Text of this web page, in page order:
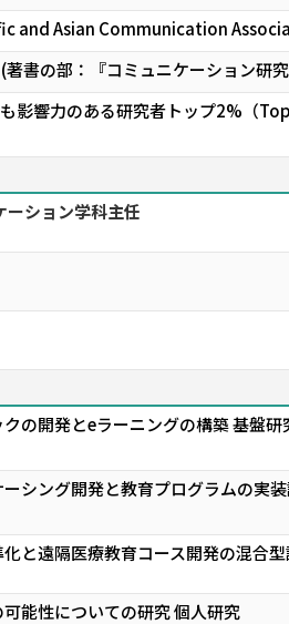
and Asian Communication
書の部：『コミュニケーション研
響力のある研究者トップ2%（
ーション学科主任
の開発とeラーニングの構築 基盤
シング開発と教育プログラムの実
と遠隔医療教育コース開発の混合型
能性についての研究 個人研究